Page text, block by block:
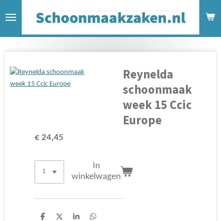
direct
Reynelda
schoonmaak
week 15 Ccic
Europe
€ 24,45
In
winkelwagen
D
D
S
D